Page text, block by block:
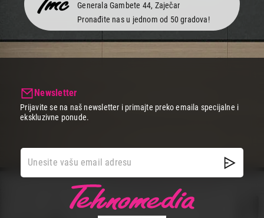
Generala Gambete 44, Zaječar
Pronađite nas u jednom od 50 gradova!
Newsletter
Prijavite se na naš newsletter i primajte preko emaila specijalne i
ekskluzivne ponude.